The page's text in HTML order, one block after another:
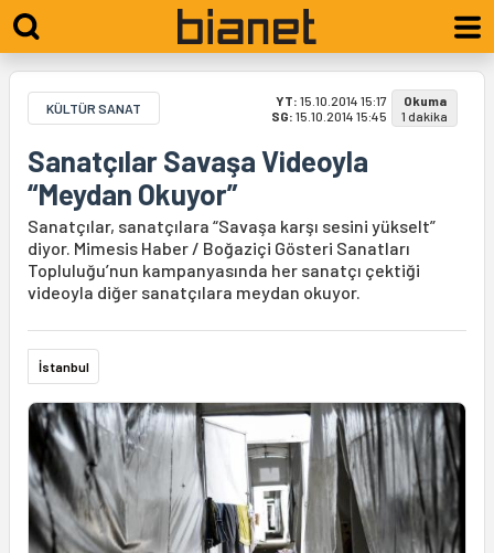
KÜLTÜR SANAT YT: 15.10.2014 15:17
SG: 15.10.2014 15:45
Okuma
1 dakika
Sanatçılar Savaşa Videoyla
“Meydan Okuyor”
Sanatçılar, sanatçılara “Savaşa karşı sesini yükselt”
diyor. Mimesis Haber / Boğaziçi Gösteri Sanatları
Topluluğu’nun kampanyasında her sanatçı çektiği
videoyla diğer sanatçılara meydan okuyor.
İstanbul